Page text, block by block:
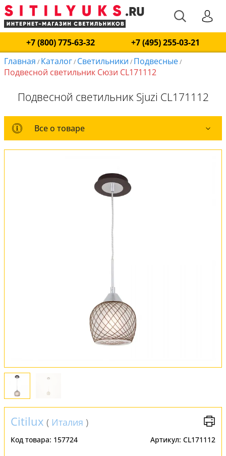
+7 (800) 775-63-32
+7 (495) 255-03-21
Главная / Каталог/ Светильники / Подвесные/
Подвесной светильник Сюзи CL171112
Подвесной светильник Sjuzi CL171112
Все о товаре
Все о товаре
Комплект лампочек
Citilux ( Италия )
Код товара: 157724 Артикул: CL171112